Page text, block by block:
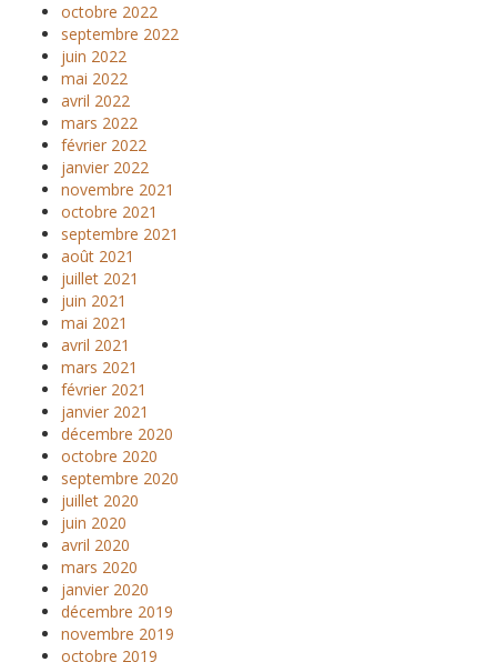
octobre 2022
septembre 2022
juin 2022
mai 2022
avril 2022
mars 2022
février 2022
janvier 2022
novembre 2021
octobre 2021
septembre 2021
août 2021
juillet 2021
juin 2021
mai 2021
avril 2021
mars 2021
février 2021
janvier 2021
décembre 2020
octobre 2020
septembre 2020
juillet 2020
juin 2020
avril 2020
mars 2020
janvier 2020
décembre 2019
novembre 2019
octobre 2019